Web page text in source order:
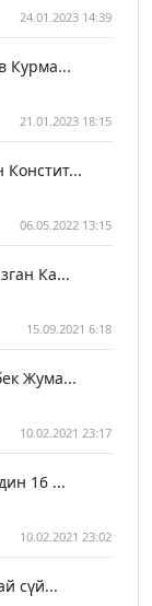
24.01.2023 14:39
Курма...
21.01.2023 18:15
06.05.2022 13:15
Ка...
15.09.2021 6:18
Жума...
10.02.2021 23:17
16 ...
10.02.2021 23:02
сүй...